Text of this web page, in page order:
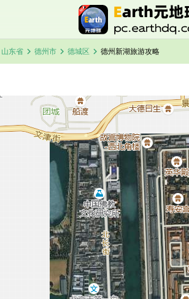
山东省 chevron_right 德州市 chevron_right 德城区 chevron_right 德州新湖旅游攻略
载中，请稍候...